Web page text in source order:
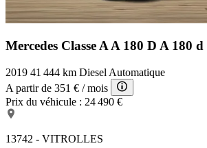
Mercedes Classe A A 180 D A 180 d
2019 41 444 km Diesel Automatique
A partir de 351 € / mois
Prix du véhicule : 24 490 €
13742 - VITROLLES